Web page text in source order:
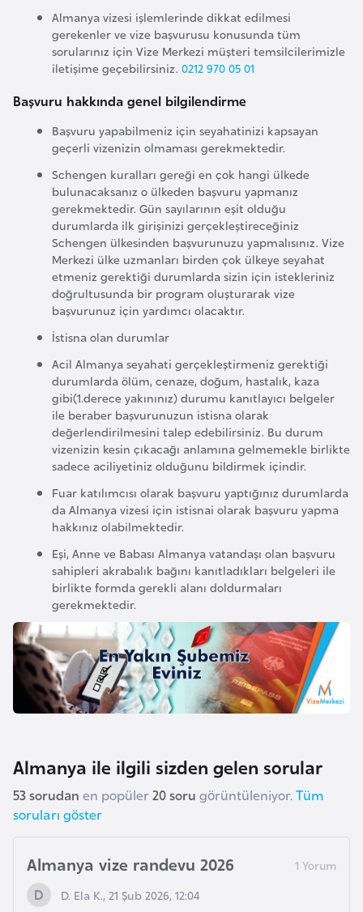
Almanya vizesi işlemlerinde dikkat edilmesi
gerekenler ve vize başvurusu konusunda tüm
sorularınız için Vize Merkezi müşteri temsilcilerimizle
iletişime geçebilirsiniz. 0212 970 05 01
Başvuru hakkında genel bilgilendirme
Başvuru yapabilmeniz için seyahatinizi kapsayan
geçerli vizenizin olmaması gerekmektedir.
Schengen kuralları gereği en çok hangi ülkede
bulunacaksanız o ülkeden başvuru yapmanız
gerekmektedir. Gün sayılarının eşit olduğu
durumlarda ilk girişinizi gerçekleştireceğiniz
Schengen ülkesinden başvurunuzu yapmalısınız. Vize
Merkezi ülke uzmanları birden çok ülkeye seyahat
etmeniz gerektiği durumlarda sizin için istekleriniz
doğrultusunda bir program oluşturarak vize
başvurunuz için yardımcı olacaktır.
İstisna olan durumlar
Acil Almanya seyahati gerçekleştirmeniz gerektiği
durumlarda ölüm, cenaze, doğum, hastalık, kaza
gibi(1.derece yakınınız) durumu kanıtlayıcı belgeler
ile beraber başvurunuzun istisna olarak
değerlendirilmesini talep edebilirsiniz. Bu durum
vizenizin kesin çıkacağı anlamına gelmemekle birlikte
sadece aciliyetiniz olduğunu bildirmek içindir.
Fuar katılımcısı olarak başvuru yaptığınız durumlarda
da Almanya vizesi için istisnai olarak başvuru yapma
hakkınız olabilmektedir.
Eşi, Anne ve Babası Almanya vatandaşı olan başvuru
sahipleri akrabalık bağını kanıtladıkları belgeleri ile
birlikte formda gerekli alanı doldurmaları
gerekmektedir.
Almanya ile ilgili sizden gelen sorular
53 sorudan en popüler20 soru görüntüleniyor. Tüm
soruları göster
Almanya vize randevu 2026
D. Ela K., 21 Şub 2026, 12:04
t
İ
n
g
e
r
e
I
r
a